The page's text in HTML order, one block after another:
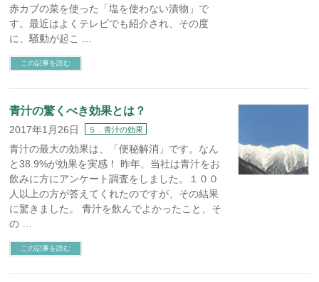
赤カブの菜を使った「塩を使わない漬物」で
す。最近はよくテレビでも紹介され、その度
に、騒動が起こ …
この記事を読む
青汁の驚くべき効果とは？
2017年1月26日 ５．青汁の効果
青汁の最大の効果は、「便秘解消」です。なん
と38.9%が効果を実感！ 昨年、当社は青汁をお
飲みに方にアンケート調査をしました。１００
人以上の方が答えてくれたのですが、その結果
に驚きました。 青汁を飲んでよかったこと、そ
の …
この記事を読む